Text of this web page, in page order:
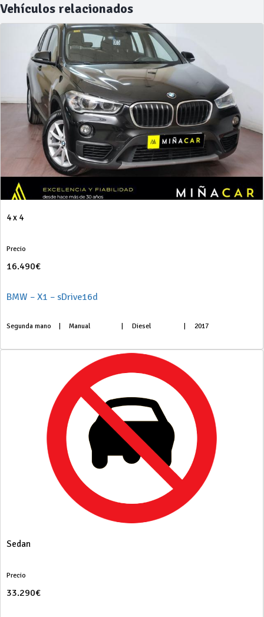
Vehículos relacionados
4 x 4
Precio
16.490€
BMW – X1 – sDrive16d
Segunda mano Manual Diesel 2017
Sedan
Precio
33.290€